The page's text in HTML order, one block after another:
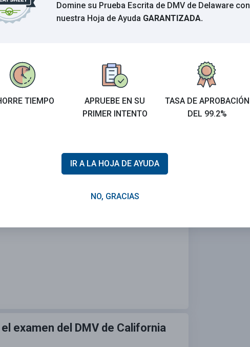
examen del DMV de California
Domine su Prueba Escrita de DMV de Delaware con
nuestra Hoja de Ayuda GARANTIZADA.
TIEMPO
APRUEBE EN SU
PRIMER INTENTO
TASA DE APROBACIÓN
DEL 99.2%
IR A LA HOJA DE AYUDA
NO, GRACIAS